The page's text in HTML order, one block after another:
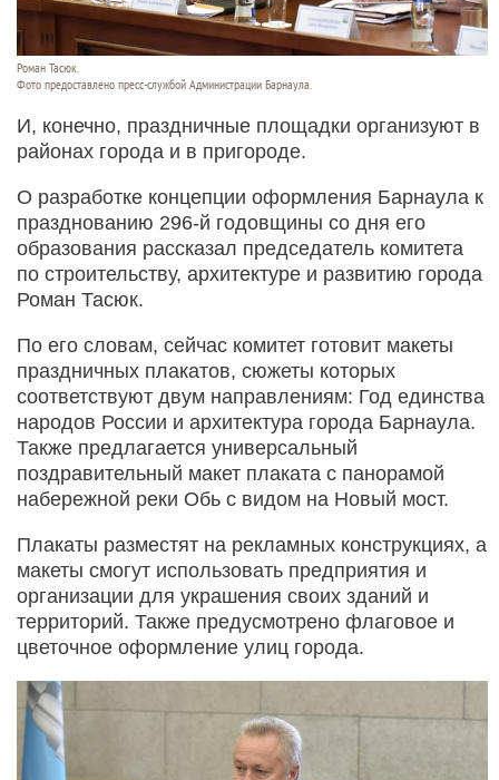
Роман Тасюк.
Фото предоставлено пресс-службой Администрации Барнаула.
И, конечно, праздничные площадки организуют в
районах города и в пригороде.
О разработке концепции оформления Барнаула к
празднованию 296-й годовщины со дня его
образования рассказал председатель комитета
по строительству, архитектуре и развитию города
Роман Тасюк.
По его словам, сейчас комитет готовит макеты
праздничных плакатов, сюжеты которых
соответствуют двум направлениям: Год единства
народов России и архитектура города Барнаула.
Также предлагается универсальный
поздравительный макет плаката с панорамой
набережной реки Обь с видом на Новый мост.
Плакаты разместят на рекламных конструкциях, а
макеты смогут использовать предприятия и
организации для украшения своих зданий и
территорий. Также предусмотрено флаговое и
цветочное оформление улиц города.